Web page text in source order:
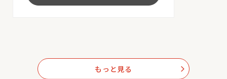
もっと見る arrow_forward_ios